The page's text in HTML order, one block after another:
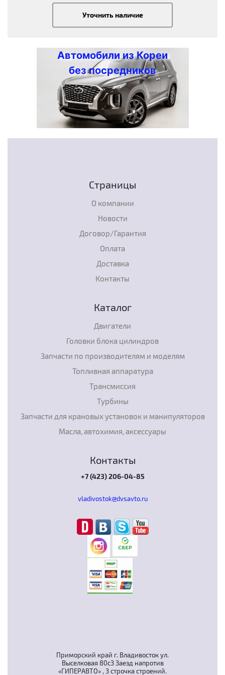
Уточнить наличие
Автомобили из Кореи
без посредников
Приморский край г. Владивосток ул.
Выселковая 80с3 Заезд напротив
«ГИПЕРАВТО» , 3 строчка строений.
Страницы
О компании
Новости
Договор/Гарантия
Оплата
Доставка
Контакты
Каталог
Двигатели
Головки блока цилиндров
Запчасти по производителям и моделям
Топливная аппаратура
Трансмиссия
Турбины
Запчасти для крановых установок и манипуляторов
Масла, автохимия, аксессуары
Контакты
+7 (423) 206-04-85
vladivostok@dvsavto.ru